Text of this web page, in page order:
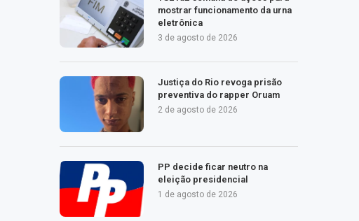
mostrar funcionamento da urna
eletrônica
3 de agosto de 2026
Justiça do Rio revoga prisão
preventiva do rapper Oruam
2 de agosto de 2026
PP decide ficar neutro na
eleição presidencial
1 de agosto de 2026